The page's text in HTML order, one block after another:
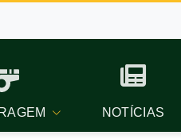
NOTÍCIAS